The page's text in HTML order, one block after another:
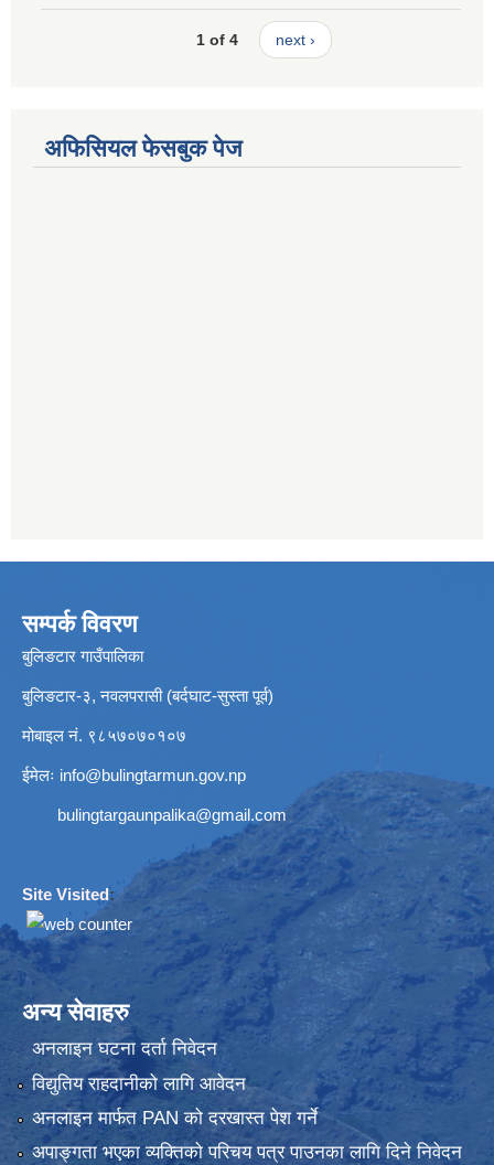
1 of 4 next ›
अफिसियल फेसबुक पेज
सम्पर्क विवरण
बुलिङटार गाउँपालिका
बुलिङटार-३, नवलपरासी (बर्दघाट-सुस्ता पूर्व)
मोबाइल नं. ९८५७०७०१०७
ईमेलः info@bulingtarmun.gov.np
bulingtargaunpalika@gmail.com
Site Visited:
अन्य सेवाहरु
अनलाइन घटना दर्ता निवेदन
विद्युतिय राहदानीको लागि आवेदन
अनलाइन मार्फत PAN को दरखास्त पेश गर्ने
अपाङ्गता भएका व्यक्तिको परिचय पत्र पाउनका लागि दिने निवेदन